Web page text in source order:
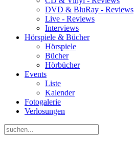
DVD & BluRay - Reviews
Live - Reviews
Interviews
Hörspiele & Bücher
Hörspiele
Bücher
Hörbücher
Events
Liste
Kalender
Fotogalerie
Verlosungen